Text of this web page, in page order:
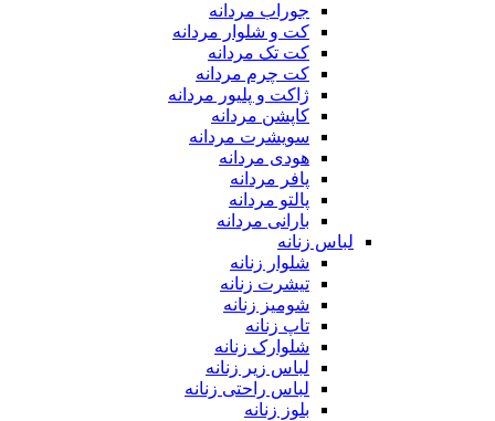
جوراب مردانه
کت و شلوار مردانه
کت تک مردانه
کت چرم مردانه
ژاکت و پلیور مردانه
کاپشن مردانه
سویشرت مردانه
هودی مردانه
پافر مردانه
پالتو مردانه
بارانی مردانه
لباس زنانه
شلوار زنانه
تیشرت زنانه
شومیز زنانه
تاپ زنانه
شلوارک زنانه
لباس زیر زنانه
لباس راحتی زنانه
بلوز زنانه